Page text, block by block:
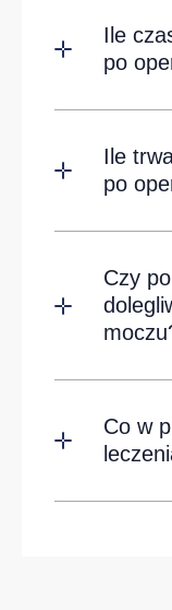
Ile
po
Ile
po
Czy
Co w